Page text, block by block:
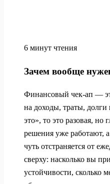
6 минут чтения
Зачем вообще
Финансовый чек‑ап —
на доходы, траты, долги
это», то это разовая, но
решения уже работают,
чуть отстраняется от
сверху: насколько вы
устойчивости, сколько